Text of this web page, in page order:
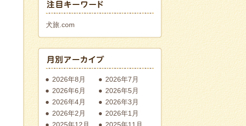
犬旅.com
2026年8月
2026年7月
2026年6月
2026年5月
2026年4月
2026年3月
2026年2月
2026年1月